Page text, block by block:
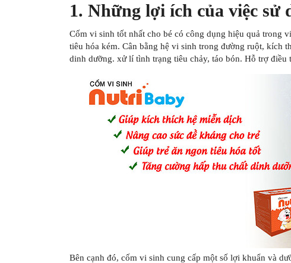
1. Những lợi ích của việc sử
Cốm vi sinh tốt nhất cho bé có công dụng hiệu quả trong
tiêu hóa kém. Cân bằng hệ vi sinh trong đường ruột, kích
dinh dưỡng. xử lí tình trạng tiêu chảy, táo bón. Hỗ trợ
Bên cạnh đó, cốm vi sinh cung cấp một số lợi khuẩn và